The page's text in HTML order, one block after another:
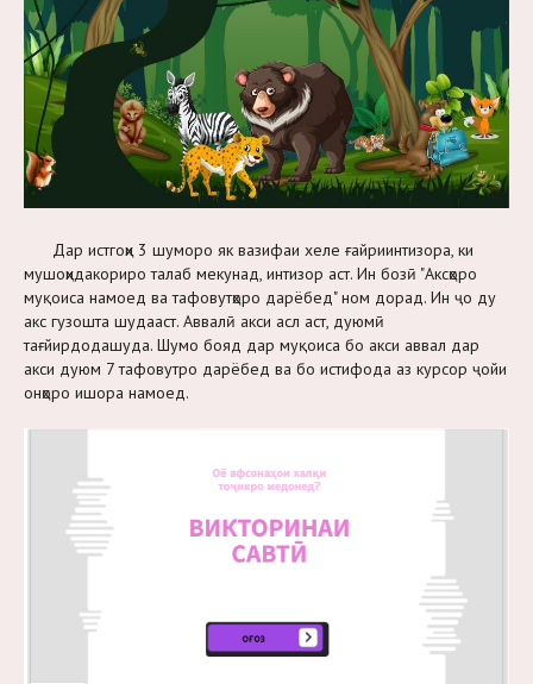
Дар истгоҳи 3 шуморо як вазифаи хеле ғайриинтизора, ки
мушоҳидакориро талаб мекунад, интизор аст. Ин бозӣ "Аксҳоро
муқоиса намоед ва тафовутҳоро дарёбед" ном дорад. Ин ҷо ду
акс гузошта шудааст. Аввалӣ акси асл аст, дуюмӣ
тағйирдодашуда. Шумо бояд дар муқоиса бо акси аввал дар
акси дуюм 7 тафовутро дарёбед ва бо истифода аз курсор ҷойи
онҳоро ишора намоед.